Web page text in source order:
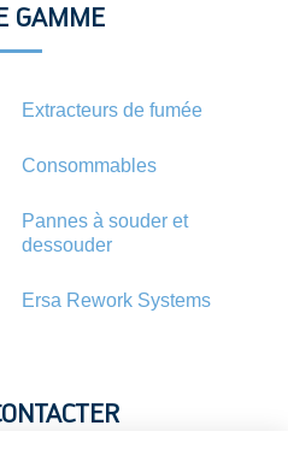
GAMME
Extracteurs de fumée
Consommables
Pannes à souder et
dessouder
Ersa Rework Systems